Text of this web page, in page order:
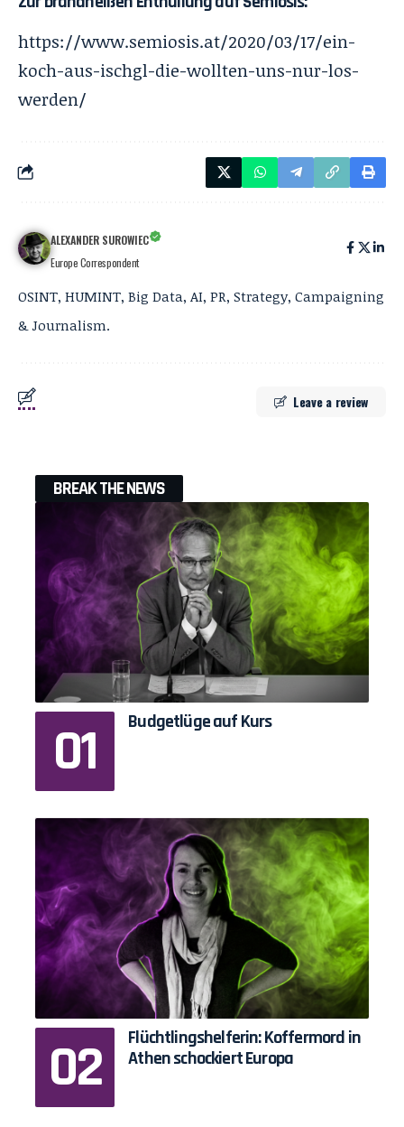
https://www.semiosis.at/2020/03/17/ein-
koch-aus-ischgl-die-wollten-uns-nur-los-
werden/
ALEXANDER SUROWIEC
Europe Correspondent
OSINT, HUMINT, Big Data, AI, PR, Strategy, Campaigning
& Journalism.
Leave a review
BREAK THE NEWS
Budgetlüge auf Kurs
Flüchtlingshelferin: Koffermord in
Athen schockiert Europa